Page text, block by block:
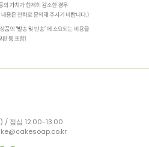
/ 점심 12:00-13:00